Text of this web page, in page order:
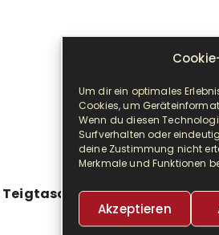
Um dir ein optimales
Cookies, um
Wenn du diesen
Surfverhalten oder
deine Zustimmung nicht
Merkmale und Funktionen
Akzeptieren